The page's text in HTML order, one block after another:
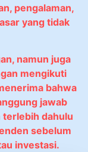
pengalaman,
yang tidak
namun juga
mengikuti
bahwa
jawab
terlebih dahulu
sebelum
investasi.